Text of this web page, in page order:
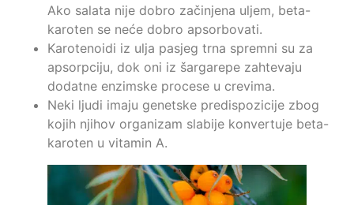
Ako salata nije dobro začinjena uljem, beta-
karoten se neće dobro apsorbovati.
Karotenoidi iz ulja pasjeg trna spremni su za
apsorpciju, dok oni iz šargarepe zahtevaju
dodatne enzimske procese u crevima.
Neki ljudi imaju genetske predispozicije zbog
kojih njihov organizam slabije konvertuje beta-
karoten u vitamin A.